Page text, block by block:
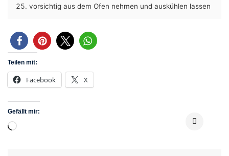
vorsichtig aus dem Ofen nehmen und auskühlen lassen
Teilen mit:
Facebook X
Gefällt mir:
Wird